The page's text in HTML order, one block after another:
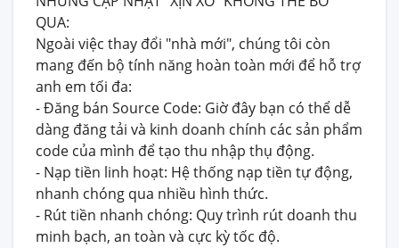
QUA:
Ngoài việc thay đổi "nhà mới", chúng tôi còn
mang đến bộ tính năng hoàn toàn mới để hỗ trợ
anh em tối đa:
- Đăng bán Source Code: Giờ đây bạn có thể dễ
dàng đăng tải và kinh doanh chính các sản phẩm
code của mình để tạo thu nhập thụ động.
- Nạp tiền linh hoạt: Hệ thống nạp tiền tự động,
nhanh chóng qua nhiều hình thức.
- Rút tiền nhanh chóng: Quy trình rút doanh thu
minh bạch, an toàn và cực kỳ tốc độ.